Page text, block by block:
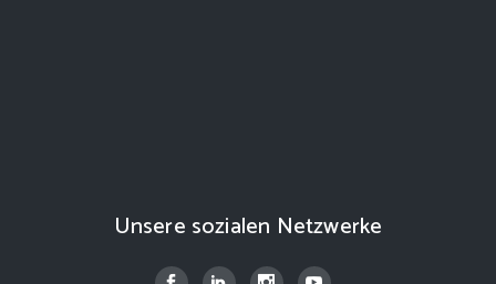
Unsere sozialen Netzwerke